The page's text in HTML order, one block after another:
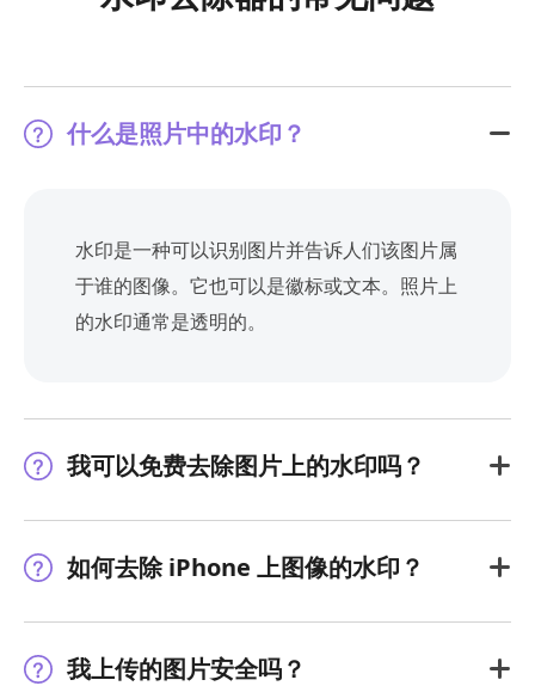
什么是照片中的水印？
水印是一种可以识别图片并告诉人们该图片属
于谁的图像。它也可以是徽标或文本。照片上
的水印通常是透明的。
我可以免费去除图片上的水印吗？
如何去除 iPhone 上图像的水印？
我上传的图片安全吗？